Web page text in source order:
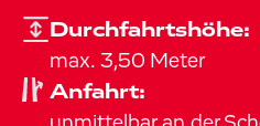
Durchfahrtshöhe:
max. 3,50 Meter
Anfahrt: